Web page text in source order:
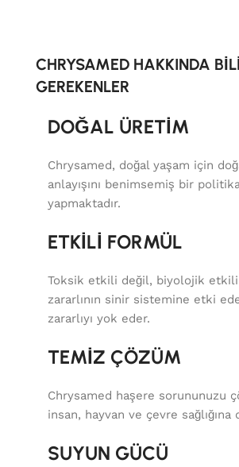
CHRYSAMED HAKKINDA
GEREKENLER
DOĞAL ÜRETİM
Chrysamed, doğal yaşam için
anlayışını benimsemiş bir
yapmaktadır.
ETKİLİ FORMÜL
Toksik etkili değil, biyolojik
zararlının sinir sistemine etki
zararlıyı yok eder.
TEMİZ ÇÖZÜM
Chrysamed haşere sorununuzu
insan, hayvan ve çevre sağlığına
SUYUN GÜCÜ